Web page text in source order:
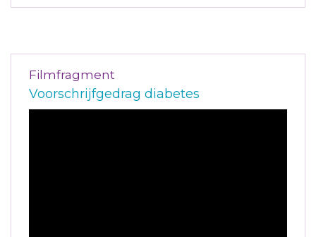
Filmfragment
Voorschrijfgedrag diabetes